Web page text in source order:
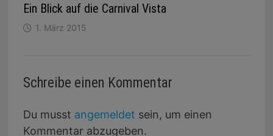
Ein Blick auf die Carnival Vista
1. März 2015
Schreibe einen Kommentar
Du musst angemeldet sein, um einen
Kommentar abzugeben.